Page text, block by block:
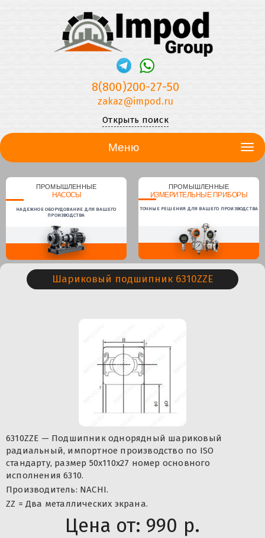
8(800)200-27-50
zakaz@impod.ru
Открыть поиск
Меню
ПРОМЫШЛЕННЫЕ
НАСОСЫ
НАДЕЖНОЕ ОБОРУДОВАНИЕ ДЛЯ ВАШЕГО
ПРОИЗВОДСТВА
ПРОМЫШЛЕННЫЕ
ИЗМЕРИТЕЛЬНЫЕ ПРИБОРЫ
ТОЧНЫЕ РЕШЕНИЯ ДЛЯ ВАШЕГО ПРОИЗВОДСТВА
Шариковый подшипник 6310ZZE
6310ZZE — Подшипник однорядный шариковый
радиальный, импортное производство по ISO
стандарту, размер 50x110x27 номер основного
исполнения 6310.
Производитель: NACHI.
ZZ = Два металлических экрана.
Цена от: 990 р.